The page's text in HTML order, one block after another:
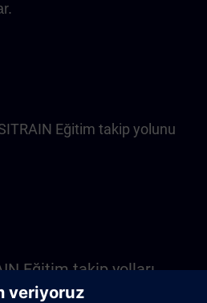
Eğitim takip yolunu
Eğitim takip yolları